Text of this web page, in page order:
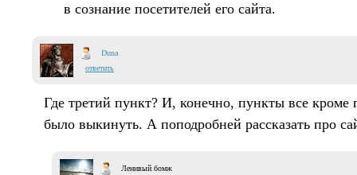
в сознание посетителей его сайта.
Duna
ответить
Где третий пункт? И, конечно, пункты все кроме
было выкинуть. А поподробней рассказать про
Ленивый бомж